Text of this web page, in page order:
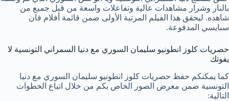
بالنار وشرار مشاهدات عالية وتفاعلات واسعة من قبل جميع من
شاهده. ليحقق هذا الفيلم المرتبة الأولى ضمن قائمة أفلام فان
سبايسي المدفوعة.
حصريات كلوز انطونيو سليمان السوري مع دنيا السمراني التونسية لا
يفوتك
كما يمكنكم حفظ حصريات كلوز انطونيو سليمان السوري مع دنيا
التونسية ضمن معرض الصور الخاص بكم من خلال اتباع الخطوات
التالية: